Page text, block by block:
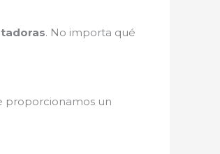
. No importa qué
proporcionamos un